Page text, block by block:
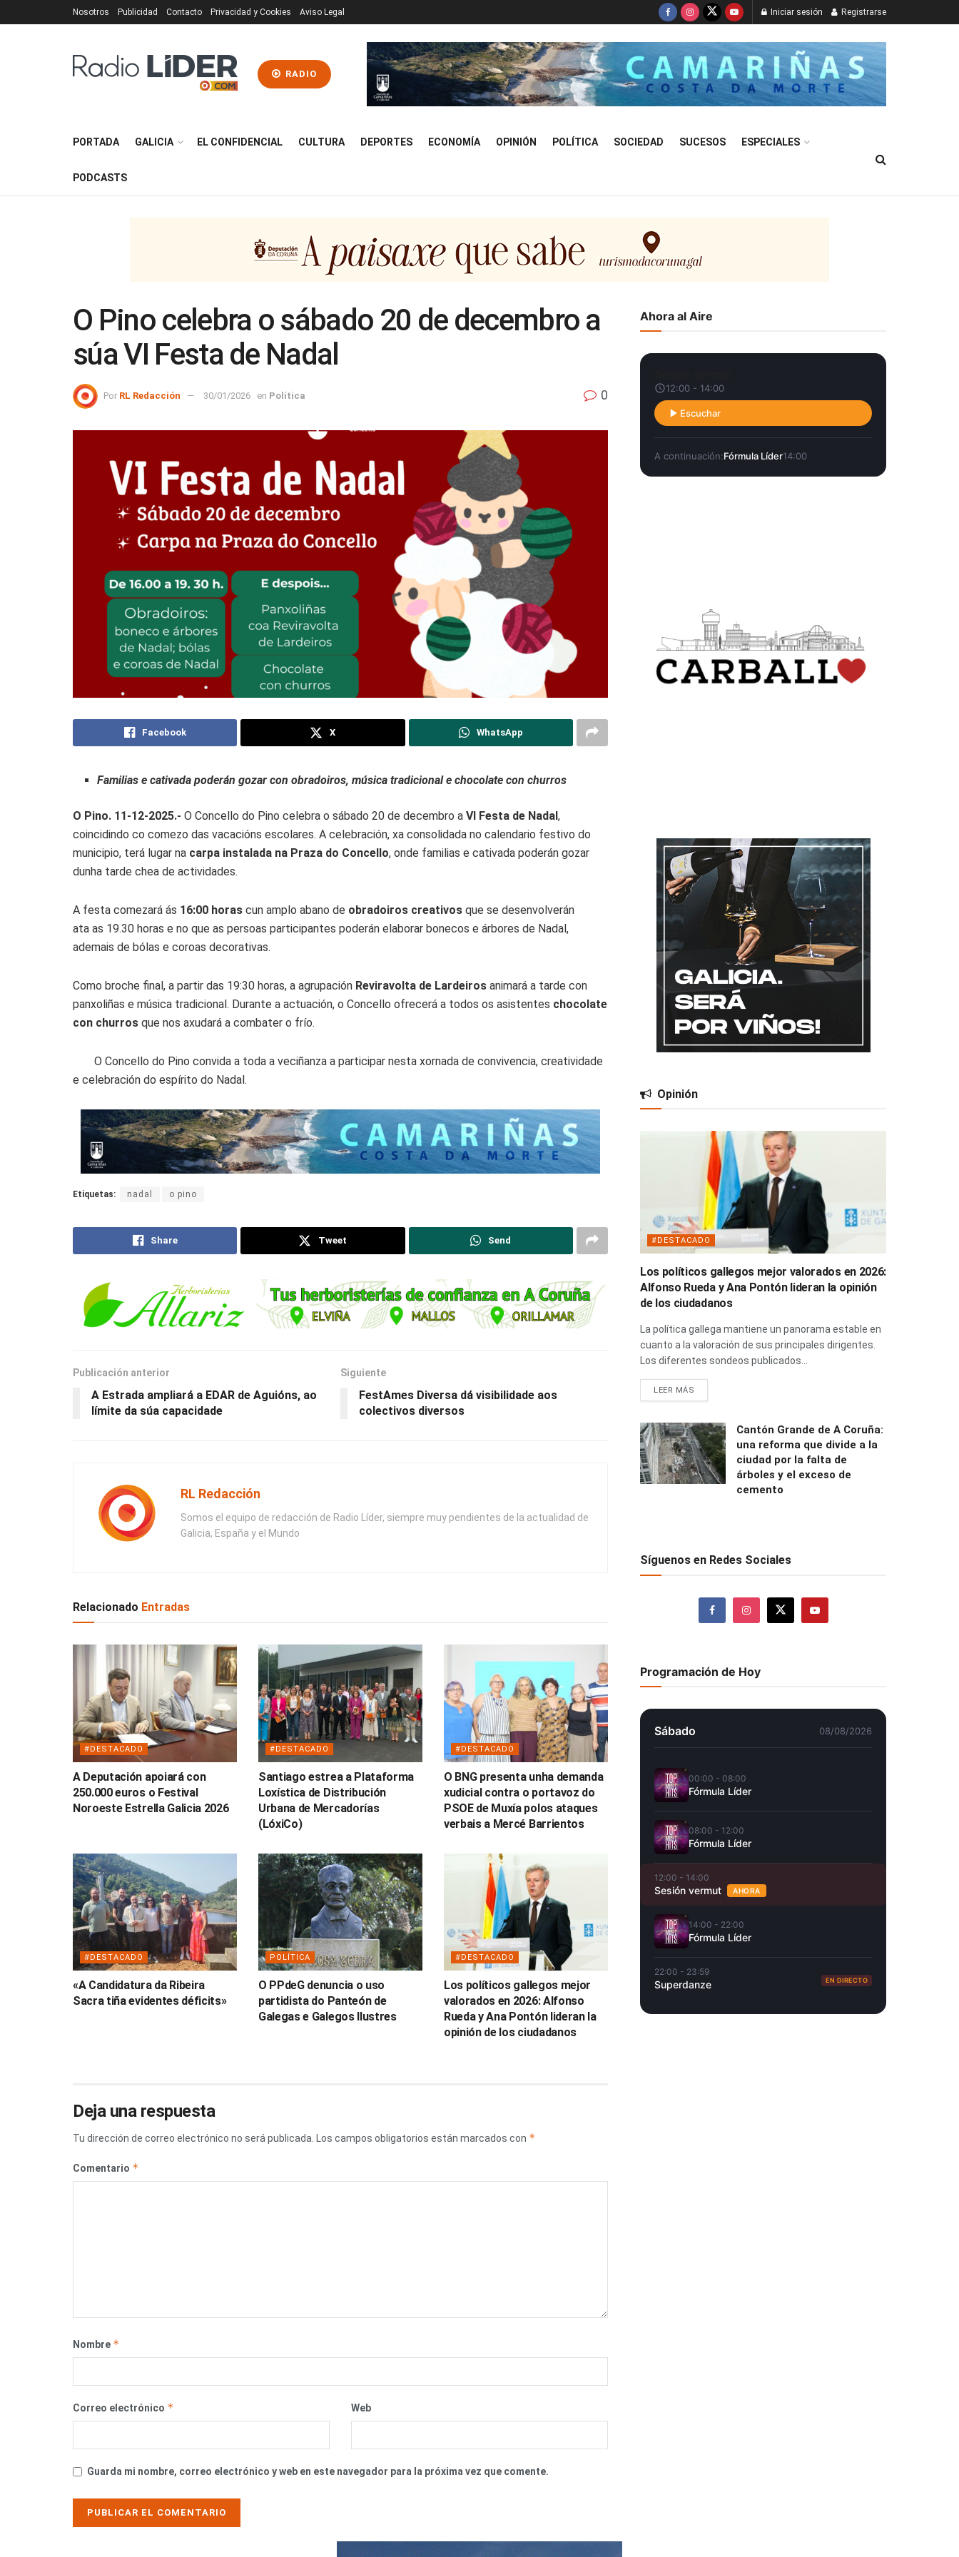
Nosotros Publicidad Contacto Privacidad y Cookies Aviso Legal Iniciar sesión Registrarse
RADIO
PORTADA GALICIA EL CONFIDENCIAL CULTURA DEPORTES ECONOMÍA OPINIÓN POLÍTICA SOCIEDAD SUCESOS ESPECIALES
PODCASTS
O Pino celebra o sábado 20 de decembro a
súa VI Festa de Nadal
Por RL Redacción 30/01/2026 en Política 0
Facebook X WhatsApp
Familias e cativada poderán gozarcon obradoiros, música tradicional e chocolate con churros
O Pino. 11-12-2025.- O Concello do Pino celebra o sábado 20 de decembro a VI Festa de Nadal,
coincidindo co comezo das vacacións escolares. A celebración, xa consolidada no calendario festivo do
municipio, terá lugar na carpa instalada na Praza do Concello, onde familias e cativada poderán gozar
dunha tarde chea de actividades.
A festa comezará ás 16:00 horas cun amplo abano de obradoiros creativos que se desenvolverán
ata as 19.30 horas e no que as persoas participantes poderán elaborar bonecos e árbores de Nadal,
ademais de bólas e coroas decorativas.
Como broche final, a partir das 19:30 horas, a agrupación Reviravolta de Lardeiros animará a tarde con
panxoliñas e música tradicional. Durante a actuación, o Concello ofrecerá a todos os asistentes chocolate
con churros que nos axudará a combater o frío.
O Concello do Pino convida a toda a veciñanza a participar nesta xornada de convivencia, creatividade
e celebración do espírito do Nadal.
Etiquetas: nadal o pino
Share Tweet Send
Publicación anterior
A Estrada ampliará a EDAR de Aguións, ao
límite da súa capacidade
Siguiente
FestAmes Diversa dá visibilidade aos
colectivos diversos
RL Redacción
Somos el equipo de redacción de Radio Líder, siempre muy pendientes de la actualidad de
Galicia, España y el Mundo
Relacionado Entradas
#DESTACADO
A Deputación apoiará con
250.000 euros o Festival
Noroeste Estrella Galicia 2026
#DESTACADO
Santiago estrea a Plataforma
Loxística de Distribución
Urbana de Mercadorías
(LóxiCo)
#DESTACADO
O BNG presenta unha demanda
xudicial contra o portavoz do
PSOE de Muxía polos ataques
verbais a Mercé Barrientos
#DESTACADO
«A Candidatura da Ribeira
Sacra tiña evidentes déficits»
POLÍTICA
O PPdeG denuncia o uso
partidista do Panteón de
Galegas e Galegos Ilustres
#DESTACADO
Los políticos gallegos mejor
valorados en 2026: Alfonso
Rueda y Ana Pontón lideran la
opinión de los ciudadanos
Deja una respuesta
Tu dirección de correo electrónico no será publicada. Los campos obligatorios están marcados con *
Comentario *
Nombre *
Correo electrónico * Web
Guarda mi nombre, correo electrónico y web en este navegador para la próxima vez que comente.
Ahora al Aire
12:00 - 14:00
Escuchar
A continuación:Fórmula Líder14:00
Opinión
#DESTACADO
Los políticos gallegos mejor valorados en 2026:
Alfonso Rueda y Ana Pontón lideran la opinión
de los ciudadanos
La política gallega mantiene un panorama estable en
cuanto a la valoración de sus principales dirigentes.
Los diferentes sondeos publicados...
LEER MÁS
Cantón Grande de A Coruña:
una reforma que divide a la
ciudad por la falta de
árboles y el exceso de
cemento
Síguenos en Redes Sociales
Programación de Hoy
Sábado 08/08/2026
00:00 - 08:00
Fórmula Líder
08:00 - 12:00
Fórmula Líder
12:00 - 14:00
Sesión vermut AHORA
14:00 - 22:00
Fórmula Líder
22:00 - 23:59
Superdanze EN DIRECTO